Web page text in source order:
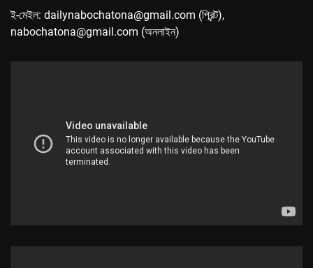
ই-মেইল: dailynabochatona@gmail.com (প্রিন্ট),
nabochatona@gmail.com (অনলাইন)